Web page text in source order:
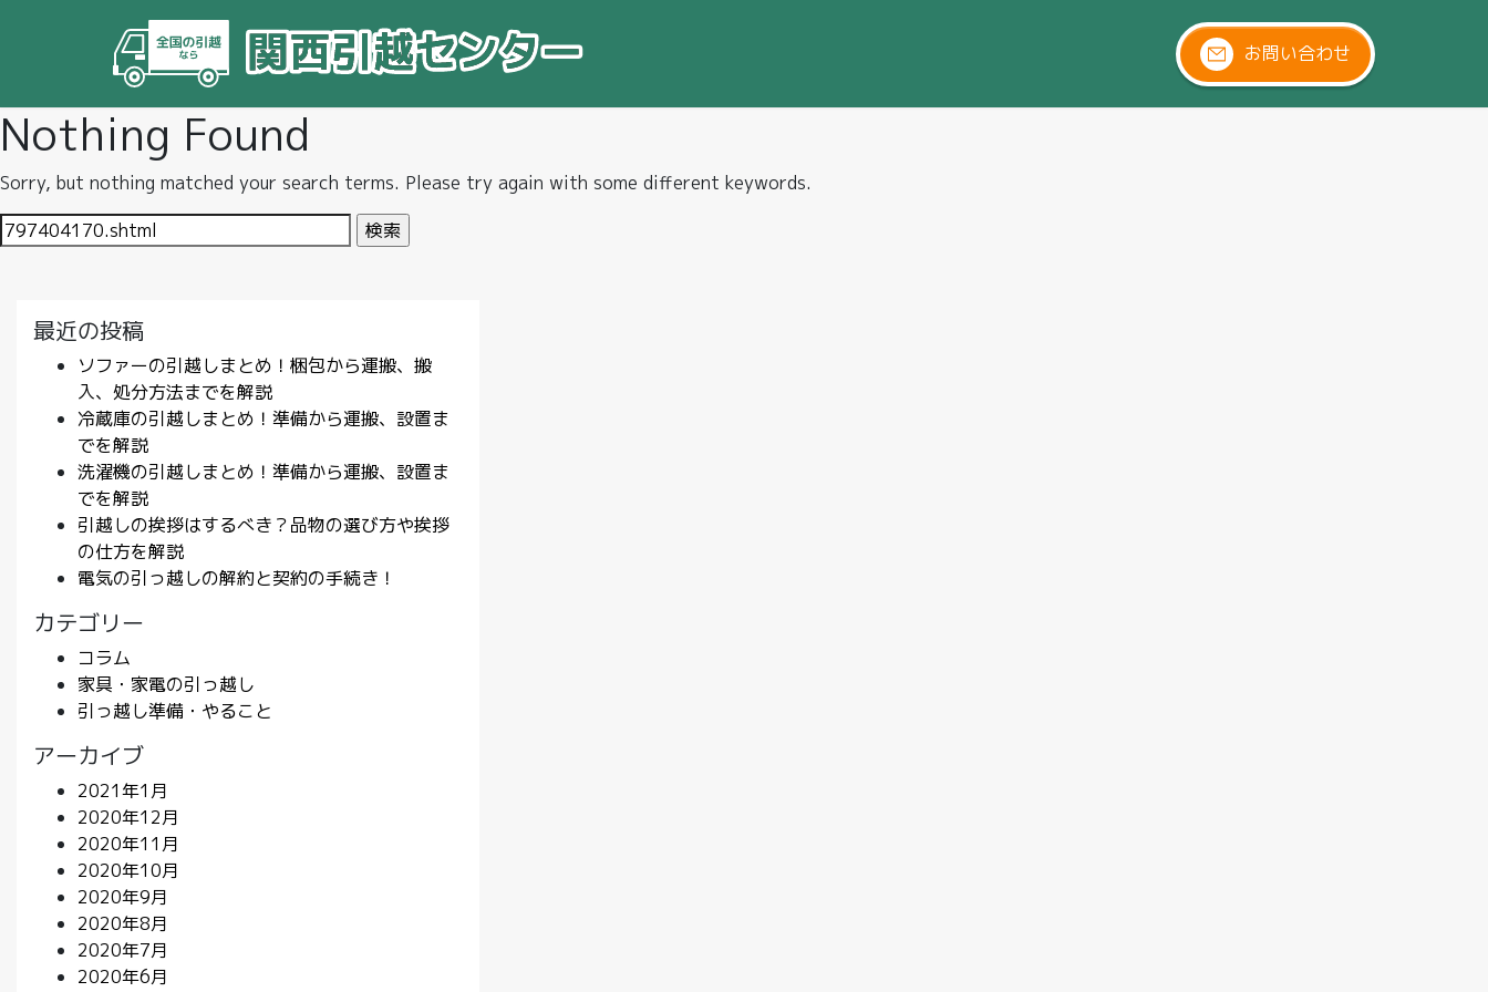
お問い合わせ
Nothing Found
Sorry, but nothing matched your search terms. Please try again with some different keywords.
検
索:
最近の投稿
ソファーの引越しまとめ！梱包から運搬、搬
入、処分方法までを解説
冷蔵庫の引越しまとめ！準備から運搬、設置ま
でを解説
洗濯機の引越しまとめ！準備から運搬、設置ま
でを解説
引越しの挨拶はするべき？品物の選び方や挨拶
の仕方を解説
電気の引っ越しの解約と契約の手続き！
カテゴリー
コラム
家具・家電の引っ越し
引っ越し準備・やること
アーカイブ
2021年1月
2020年12月
2020年11月
2020年10月
2020年9月
2020年8月
2020年7月
2020年6月